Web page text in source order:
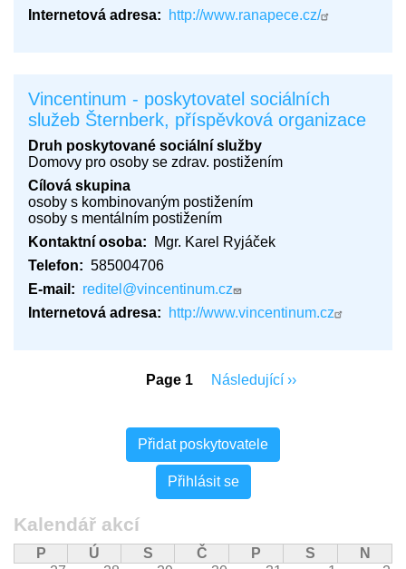
Internetová adresa
http://www.ranapece.cz/
Vincentinum - poskytovatel sociálních
služeb Šternberk, příspěvková organizace
Druh poskytované sociální služby
Domovy pro osoby se zdrav. postižením
Cílová skupina
osoby s kombinovaným postižením
osoby s mentálním postižením
Kontaktní osoba
Mgr. Karel Ryjáček
Telefon
585004706
E-mail
reditel@vincentinum.cz
Internetová adresa
http://www.vincentinum.cz
Page 1
Následující
Následující ››
Přidat poskytovatele
Přihlásit se
Kalendář akcí
P Ú S Č P S
N